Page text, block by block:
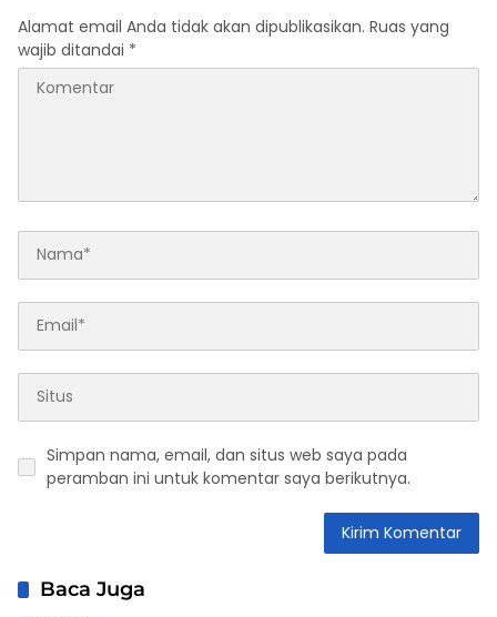
Alamat email Anda tidak akan dipublikasikan. Ruas yang
wajib ditandai *
Simpan nama, email, dan situs web saya pada
peramban ini untuk komentar saya berikutnya.
Baca Juga